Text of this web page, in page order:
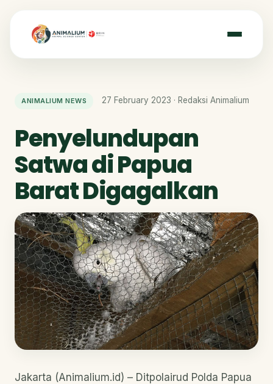
ANIMALIUM NEWS 27 February 2023 · Redaksi Animalium
Penyelundupan
Satwa di Papua
Barat Digagalkan
Jakarta (Animalium.id) – Ditpolairud Polda Papua